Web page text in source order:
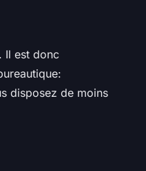
Il est donc
disposez de moins